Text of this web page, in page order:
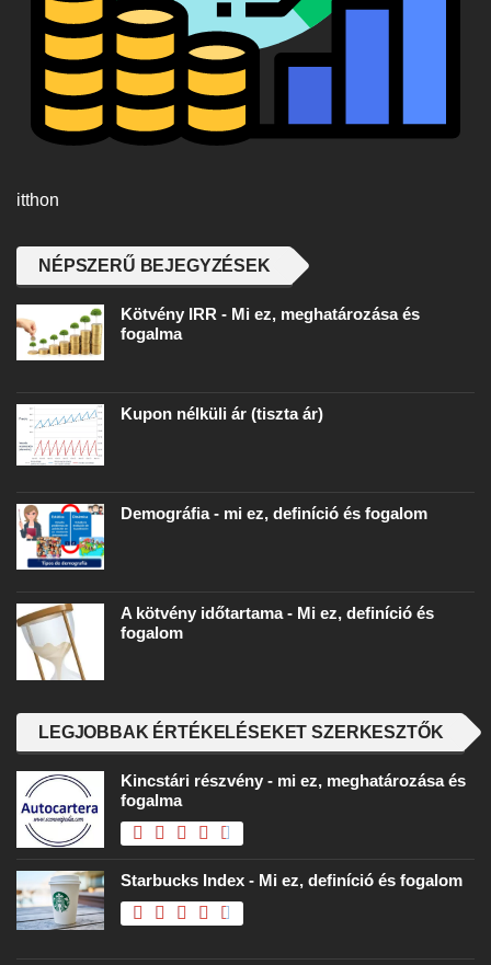
itthon
NÉPSZERŰ BEJEGYZÉSEK
Kötvény IRR - Mi ez, meghatározása és
fogalma
Kupon nélküli ár (tiszta ár)
Demográfia - mi ez, definíció és fogalom
A kötvény időtartama - Mi ez, definíció és
fogalom
LEGJOBBAK ÉRTÉKELÉSEKET SZERKESZTŐK
Kincstári részvény - mi ez, meghatározása és
fogalma
Starbucks Index - Mi ez, definíció és fogalom